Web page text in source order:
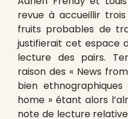
revue à accueillir
fruits probables de
justifierait cet espace
lecture des pairs.
raison des « News
bien
home » étant alors
note de lecture